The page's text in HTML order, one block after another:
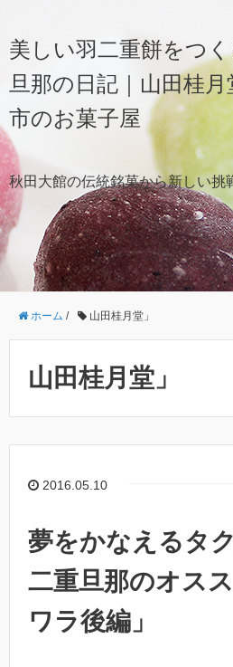
美しい羽二重餅をつ
旦那の日記｜山田桂
市のお菓子屋
秋田大館の伝統銘菓から新しい挑
ホーム / 山田桂月堂」
山田桂月堂」
2016.05.10
夢をかなえるタ
二重旦那のオス
ワラ後編」